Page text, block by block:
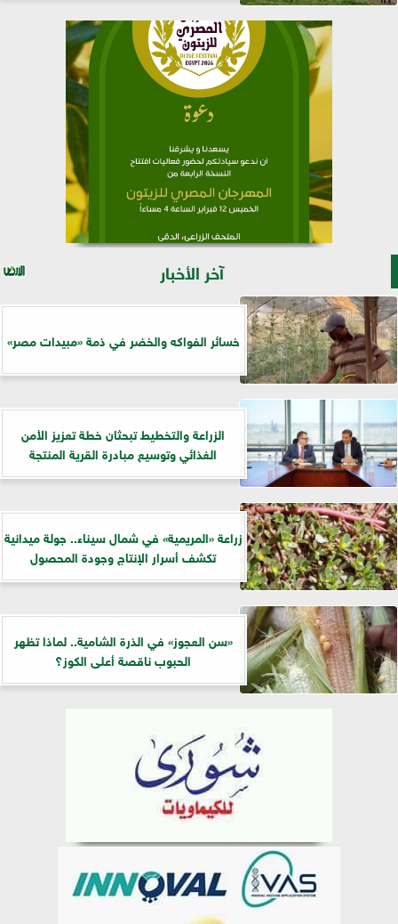
آخر الأخبار
خسائر الفواكه والخضر في ذمة «مبيدات مصر»
الزراعة والتخطيط تبحثان خطة تعزيز الأمن
الغذائي وتوسيع مبادرة القرية المنتجة
زراعة «المريمية» في شمال سيناء.. جولة ميدانية
تكشف أسرار الإنتاج وجودة المحصول
«سن العجوز» في الذرة الشامية.. لماذا تظهر
الحبوب ناقصة أعلى الكوز؟